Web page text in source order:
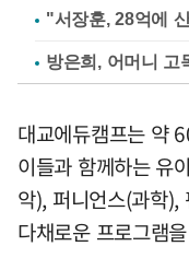
"서장훈, 28억에
방은희, 어머니 고
대교에듀캠프는 약
이들과 함께하는 유
악), 퍼니언스(과학),
다채로운 프로그램